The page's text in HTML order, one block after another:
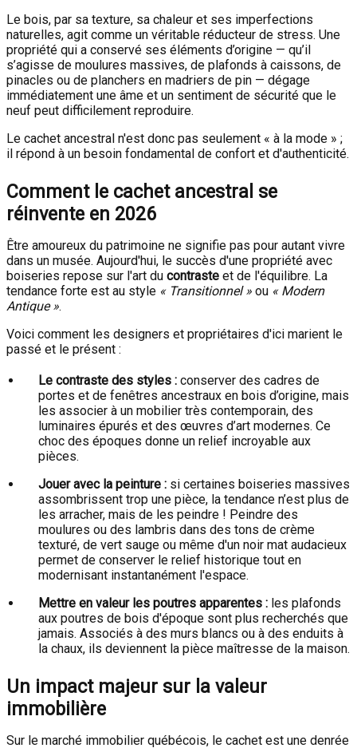
Le bois, par sa texture, sa chaleur et ses imperfections
naturelles, agit comme un véritable réducteur de stress. Une
propriété qui a conservé ses éléments d’origine — qu’il
s’agisse de moulures massives, de plafonds à caissons, de
pinacles ou de planchers en madriers de pin — dégage
immédiatement une âme et un sentiment de sécurité que le
neuf peut difficilement reproduire.
Le cachet ancestral n'est donc pas seulement « à la mode » ;
il répond à un besoin fondamental de confort et d'authenticité.
Comment le cachet ancestral se
réinvente en 2026
Être amoureux du patrimoine ne signifie pas pour autant vivre
dans un musée. Aujourd'hui, le succès d'une propriété avec
boiseries repose sur l'art du contraste et de l'équilibre. La
tendance forte est au style « Transitionnel » ou « Modern
Antique ».
Voici comment les designers et propriétaires d'ici marient le
passé et le présent :
Le contraste des styles : conserver des cadres de
portes et de fenêtres ancestraux en bois d’origine, mais
les associer à un mobilier très contemporain, des
luminaires épurés et des œuvres d’art modernes. Ce
choc des époques donne un relief incroyable aux
pièces.
Jouer avec la peinture : si certaines boiseries massives
assombrissent trop une pièce, la tendance n’est plus de
les arracher, mais de les peindre ! Peindre des
moulures ou des lambris dans des tons de crème
texturé, de vert sauge ou même d'un noir mat audacieux
permet de conserver le relief historique tout en
modernisant instantanément l'espace.
Mettre en valeur les poutres apparentes : les plafonds
aux poutres de bois d'époque sont plus recherchés que
jamais. Associés à des murs blancs ou à des enduits à
la chaux, ils deviennent la pièce maîtresse de la maison.
Un impact majeur sur la valeur
immobilière
Sur le marché immobilier québécois, le cachet est une denrée